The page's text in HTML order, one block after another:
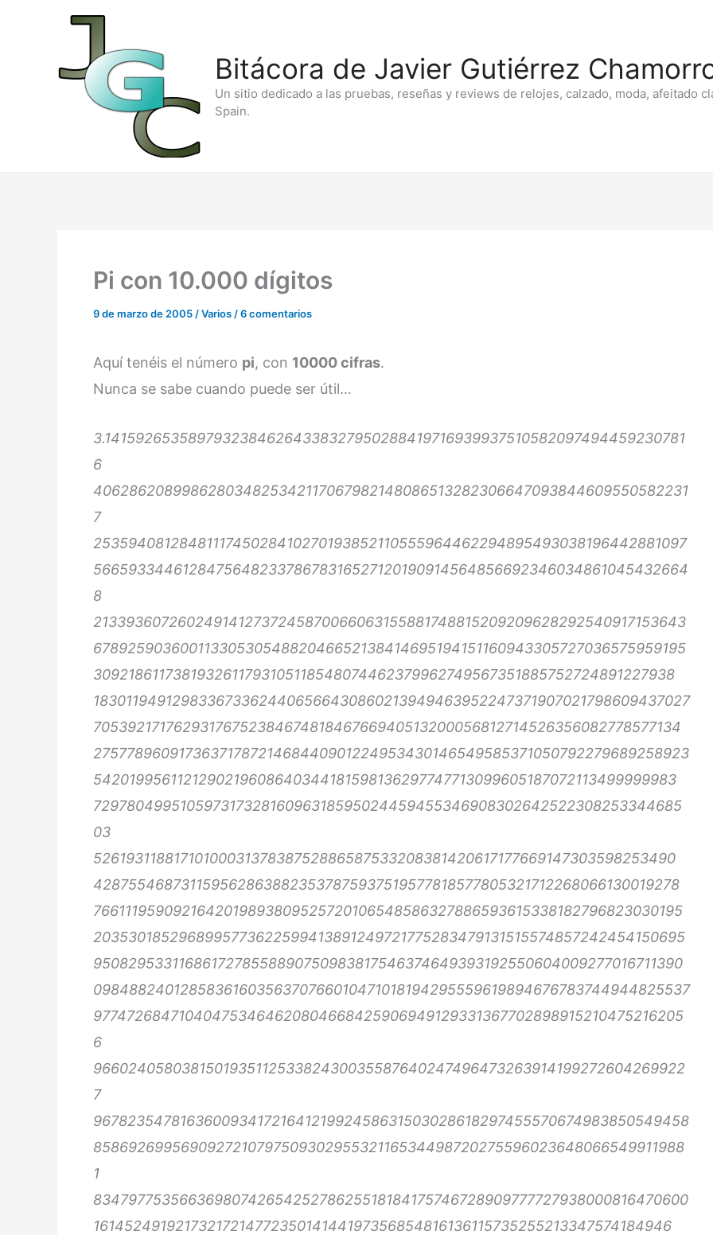
contenido
Bitácora de Javier Gutiérrez
Un sitio dedicado a las pruebas, reseñas y reviews de relojes, calzado, moda, afeitado
Spain.
Pi con 10.000 dígitos
9 de marzo de 2005 /Varios /6 comentarios
Aquí tenéis el número pi, con 10000 cifras.
Nunca se sabe cuando puede ser útil…
3.14159265358979323846264338327950288419716939937510582097494459230781
6
406286208998628034825342117067982148086513282306647093844609550582231
7
2535940812848111745028410270193852110555964462294895493038196442881097
566593344612847564823378678316527120190914564856692346034861045432664
8
2133936072602491412737245870066063155881748815209209628292540917153643
6789259036001133053054882046652138414695194151160943305727036575959195
3092186117381932611793105118548074462379962749567351885752724891227938
1830119491298336733624406566430860213949463952247371907021798609437027
7053921717629317675238467481846766940513200056812714526356082778577134
2757789609173637178721468440901224953430146549585371050792279689258923
5420199561121290219608640344181598136297747713099605187072113499999983
72978049951059731732816096318595024459455346908302642522308253344685
03
5261931188171010003137838752886587533208381420617177669147303598253490
4287554687311595628638823537875937519577818577805321712268066130019278
7661119590921642019893809525720106548586327886593615338182796823030195
2035301852968995773622599413891249721775283479131515574857242454150695
9508295331168617278558890750983817546374649393192550604009277016711390
0984882401285836160356370766010471018194295559619894676783744944825537
977472684710404753464620804668425906949129331367702898915210475216205
6
966024058038150193511253382430035587640247496473263914199272604269922
7
9678235478163600934172164121992458631503028618297455570674983850549458
858692699569092721079750930295532116534498720275596023648066549911988
1
8347977535663698074265425278625518184175746728909777727938000816470600
1614524919217321721477235014144197356854816136115735255213347574184946